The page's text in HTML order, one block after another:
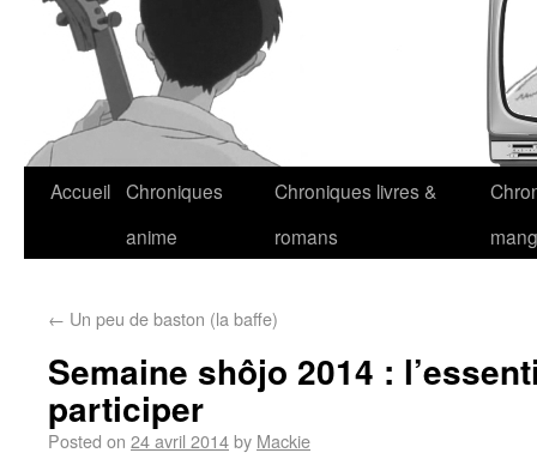
Accueil Chroniques
anime
Chroniques livres &
romans
← Un peu de baston (la baffe)
Semaine shôjo 2014 :
participer
Posted on 24 avril 2014by Mackie